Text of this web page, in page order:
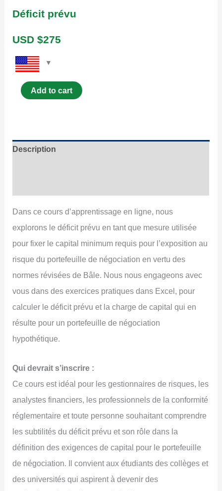
Déficit prévu
USD $275
Add to cart
Description
Dans ce cours d’apprentissage en ligne, nous
explorons le déficit prévu en tant que mesure utilisée
pour fixer le capital minimum requis pour l’exposition au
risque du portefeuille de négociation en vertu des
normes révisées de Bâle. Nous nous engageons avec
vous dans des exercices pratiques dans Excel, pour
calculer le déficit prévu et la charge de capital qui en
résulte pour un portefeuille de négociation
hypothétique.
Qui devrait s’inscrire :
Ce cours est idéal pour les gestionnaires de risques, les
analystes financiers, les professionnels de la conformité
réglementaire et toute personne souhaitant comprendre
les subtilités du déficit prévu et son rôle dans la
définition des exigences de capital pour le portefeuille
de négociation. Il convient aux étudiants des collèges et
des universités qui aspirent à devenir des